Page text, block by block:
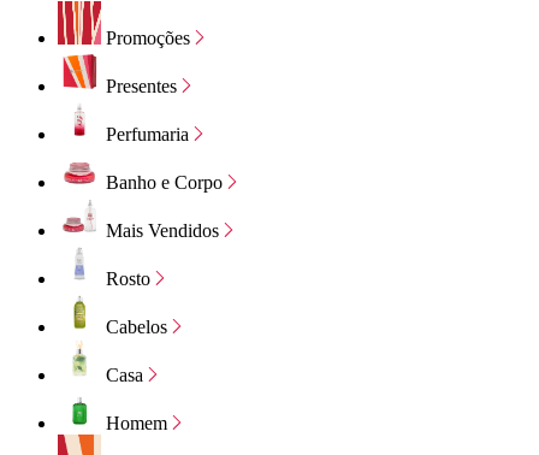
Promoções
Presentes
Perfumaria
Banho e Corpo
Mais Vendidos
Rosto
Cabelos
Casa
Homem